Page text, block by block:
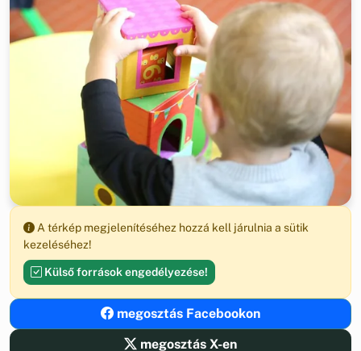
A térkép megjelenítéséhez hozzá kell járulnia a sütik
kezeléséhez!
Külső források engedélyezése!
megosztás Facebookon
megosztás X-en